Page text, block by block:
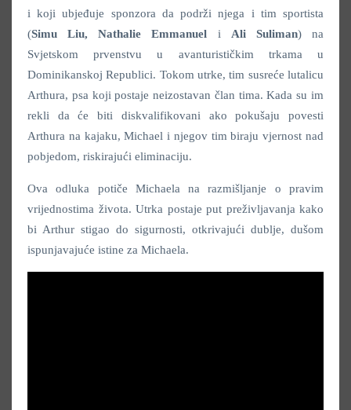
i koji ubjeđuje sponzora da podrži njega i tim sportista
(Simu Liu, Nathalie Emmanuel i Ali Suliman) na
Svjetskom prvenstvu u avanturističkim trkama u
Dominikanskoj Republici. Tokom utrke, tim susreće lutalicu
Arthura, psa koji postaje neizostavan član tima. Kada su im
rekli da će biti diskvalifikovani ako pokušaju povesti
Arthura na kajaku, Michael i njegov tim biraju vjernost nad
pobjedom, riskirajući eliminaciju.
Ova odluka potiče Michaela na razmišljanje o pravim
vrijednostima života. Utrka postaje put preživljavanja kako
bi Arthur stigao do sigurnosti, otkrivajući dublje, dušom
ispunjavajuće istine za Michaela.